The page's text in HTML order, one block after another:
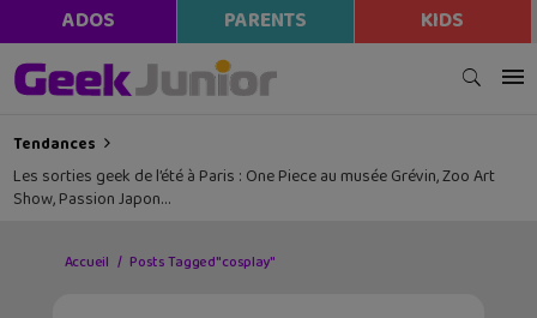
ADOS PARENTS KIDS
Tendances
Les sorties geek de l’été à Paris : One Piece au musée Grévin, Zoo Art
Show, Passion Japon…
Accueil Posts Tagged "cosplay"